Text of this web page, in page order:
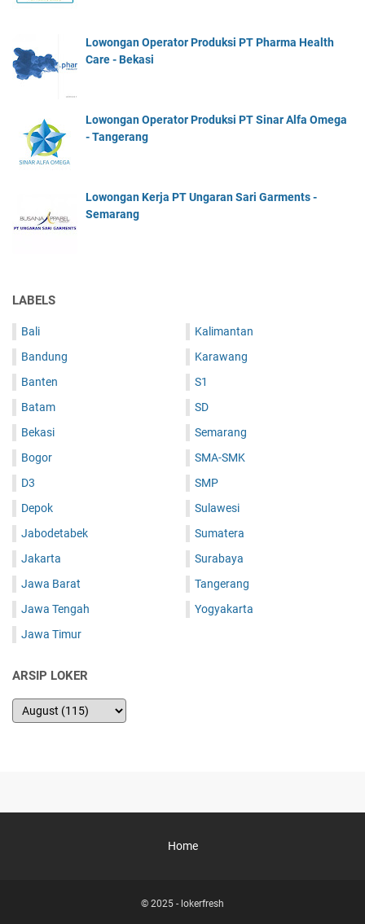
Lowongan Operator Produksi PT Pharma Health
Care - Bekasi
Lowongan Operator Produksi PT Sinar Alfa Omega
- Tangerang
Lowongan Kerja PT Ungaran Sari Garments -
Semarang
LABELS
Bali
Bandung
Banten
Batam
Bekasi
Bogor
D3
Depok
Jabodetabek
Jakarta
Jawa Barat
Jawa Tengah
Jawa Timur
Kalimantan
Karawang
S1
SD
Semarang
SMA-SMK
SMP
Sulawesi
Sumatera
Surabaya
Tangerang
Yogyakarta
ARSIP LOKER
Home
© 2025 - lokerfresh